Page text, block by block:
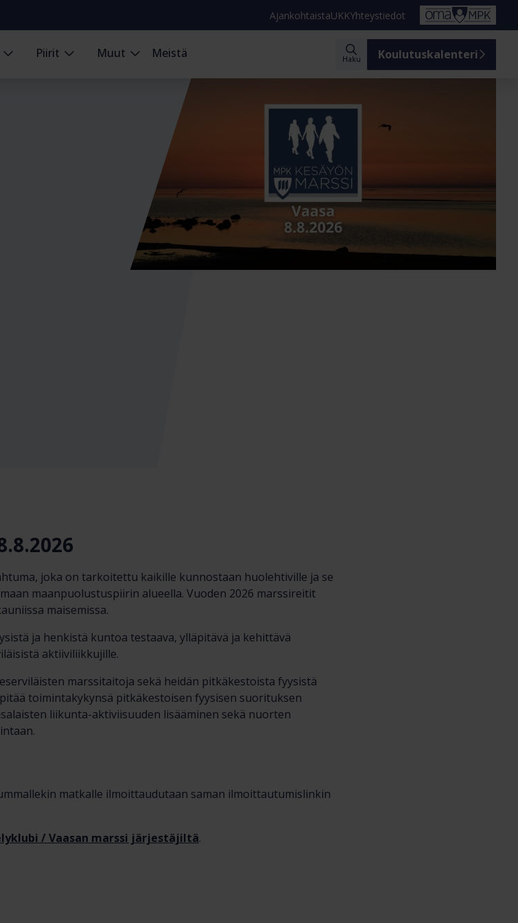
AjankohtaistaUKKYhteystiedot
Piirit Muut Meistä Haku Koulutuskalenteri
joka on tarkoitettu kaikille kunnostaan huolehtiville ja se
maanpuolustuspiirin alueella. Vuoden 2026 marssireitit
maisemissa.
ja henkistä kuntoa testaava, ylläpitävä ja kehittävä
aktiiviliikkujille.
marssitaitoja sekä heidän pitkäkestoista fyysistä
toimintakykynsä pitkäkestoisen fyysisen suorituksen
liikunta-aktiviisuuden lisääminen sekä nuorten
matkalle ilmoittaudutaan saman ilmoittautumislinkin
/ Vaasan marssi järjestäjiltä.